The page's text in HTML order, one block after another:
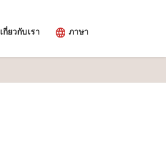
เกี่ยวกับเรา ภาษา